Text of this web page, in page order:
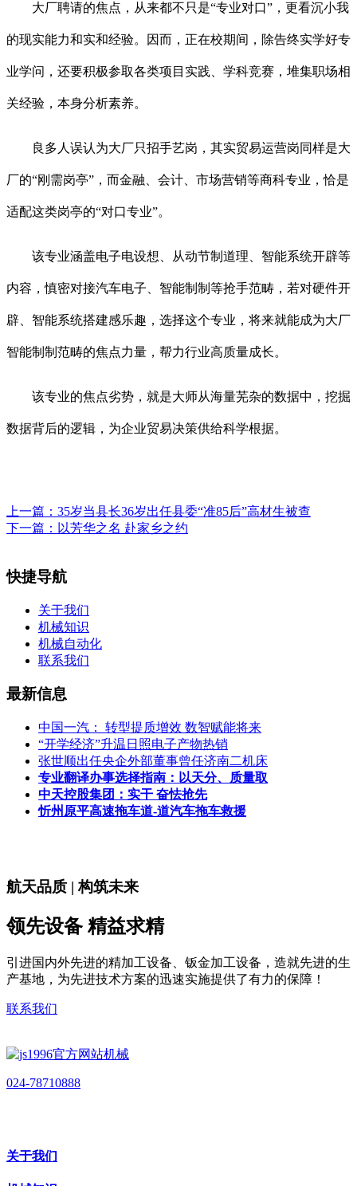
大厂聘请的焦点，从来都不只是“专业对口”，更看沉小我
的现实能力和实和经验。因而，正在校期间，除告终实学好专
业学问，还要积极参取各类项目实践、学科竞赛，堆集职场相
关经验，本身分析素养。
良多人误认为大厂只招手艺岗，其实贸易运营岗同样是大
厂的“刚需岗亭”，而金融、会计、市场营销等商科专业，恰是
适配这类岗亭的“对口专业”。
该专业涵盖电子电设想、从动节制道理、智能系统开辟等
内容，慎密对接汽车电子、智能制制等抢手范畴，若对硬件开
辟、智能系统搭建感乐趣，选择这个专业，将来就能成为大厂
智能制制范畴的焦点力量，帮力行业高质量成长。
该专业的焦点劣势，就是大师从海量芜杂的数据中，挖掘
数据背后的逻辑，为企业贸易决策供给科学根据。
上一篇： 35岁当县长36岁出任县委“准85后”高材生被查
下一篇： 以芳华之名 赴家乡之约
快捷导航
关于我们
机械知识
机械自动化
联系我们
最新信息
中国一汽： 转型提质增效 数智赋能将来
“开学经济”升温日照电子产物热销
张世顺出任央企外部董事曾任济南二机床
专业翻译办事选择指南：以天分、质量取
中天控股集团：实干 奋怯抢先
忻州原平高速拖车道-道汽车拖车救援
航天品质 | 构筑未来
领先设备 精益求精
引进国内外先进的精加工设备、钣金加工设备，造就先进的生
产基地，为先进技术方案的迅速实施提供了有力的保障！
联系我们
024-78710888
关于我们